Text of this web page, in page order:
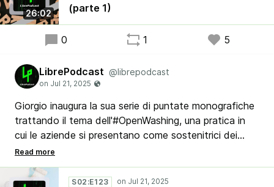
26:02
(parte 1)
0 1 5
LibrePodcast @librepodcast
Giorgio inaugura la sua serie di puntate monografiche
trattando il tema dell'#OpenWashing, una pratica in
cui le aziende si presentano come sostenitrici dei
principi di apertura e trasparenza per motivi di
marketing, senza realmente aderire a tali principi,
simile al green washing. Questo fenomeno è
S02:E123